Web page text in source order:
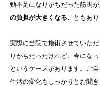
動不足になりがちだった筋肉
の負担が大きくなることもあり
実際に当院で施術させていた
りがちだったけれど、春にな
というケースがあります。ご
生活の変化もしっかりとお聞き